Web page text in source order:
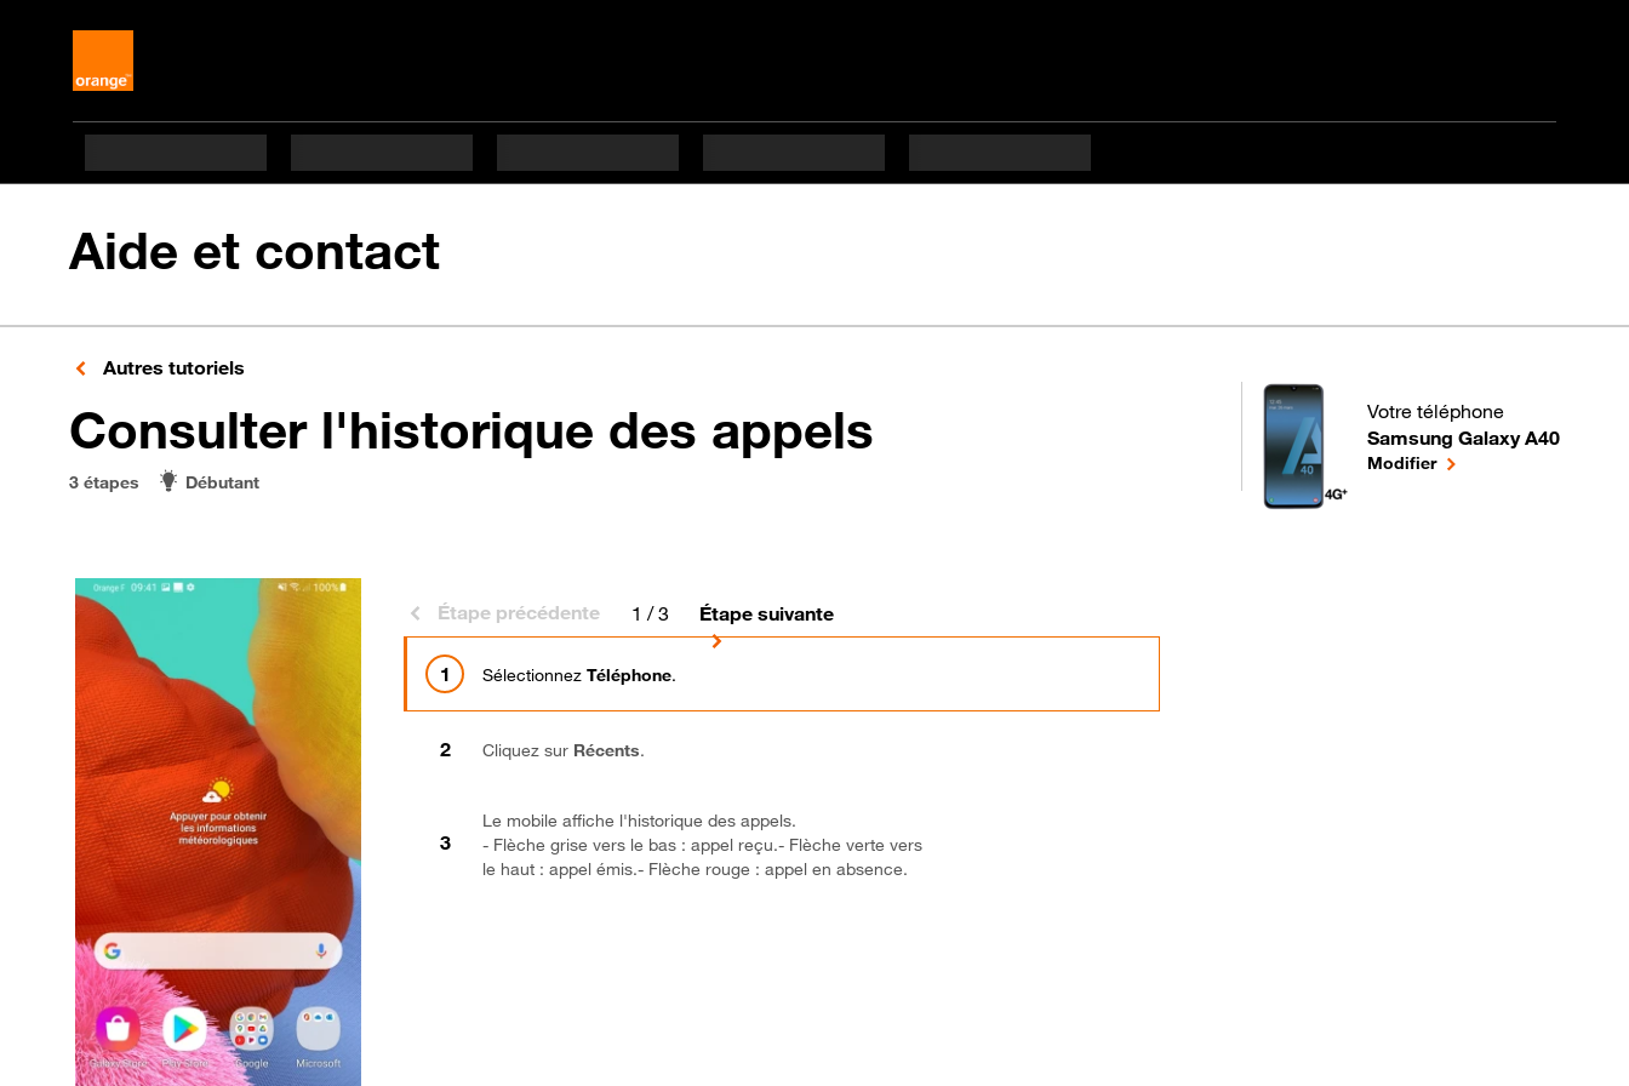
Aide et contact
Autres tutoriels
Consulter l'historique des appels en 3 étapes difficulté Débutant
3 étapes Débutant
Votre téléphone
Samsung Galaxy A40
pour votre Samsung Galaxy
Modifierle téléphone
Étape précédente 1 / 3 Étape suivante
SélectionnezTéléphone.
Cliquez sur Récents.
Le mobile affiche l'historique des appels.
- Flèche grise vers le bas : appel reçu.- Flèche verte vers
le haut : appel émis.- Flèche rouge : appel en absence.